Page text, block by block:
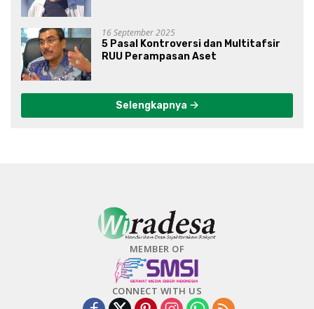
16 September 2025
5 Pasal Kontroversi dan Multitafsir
RUU Perampasan Aset
Selengkapnya
MEMBER OF
CONNECT WITH US